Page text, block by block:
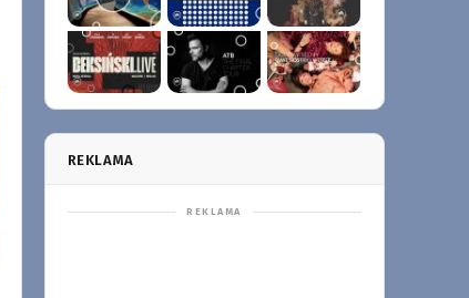
REKLAMA